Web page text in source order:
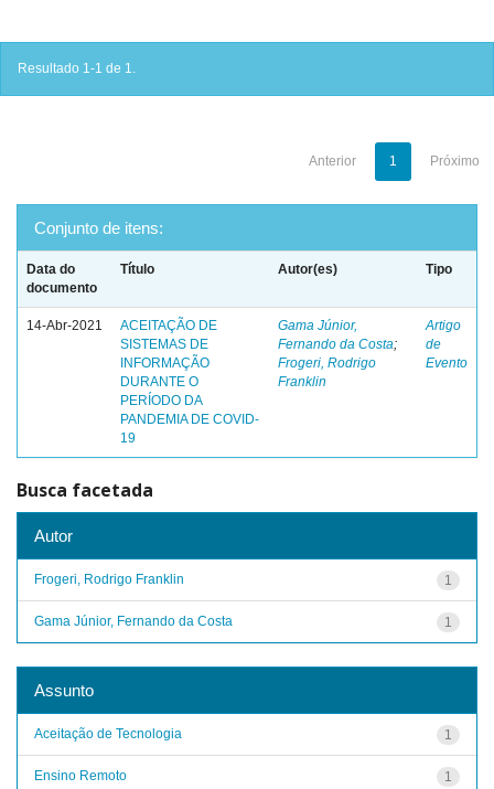
Resultado 1-1 de 1.
Anterior 1 Próximo
Conjunto de itens:
Data do
documento
Título Autor(es) Tipo
14-Abr-2021
ACEITAÇÃO DE
SISTEMAS DE
INFORMAÇÃO
DURANTE O
PERÍODO DA
PANDEMIA DE COVID-
19
Gama Júnior,
Fernando da Costa;
Frogeri, Rodrigo
Franklin
Artigo
de
Evento
Busca facetada
Autor
1
Frogeri, Rodrigo Franklin
1
Gama Júnior, Fernando da Costa
Assunto
1
Aceitação de Tecnologia
1
Ensino Remoto